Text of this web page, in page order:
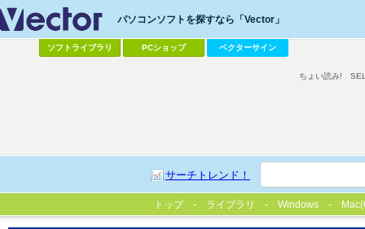
パソコンソフトを探すなら「Vector」
ソフトライブラリ PCショップ ベクターサイン
サーチトレンド！
ちょい読み!
トップ ライブラリ Windows